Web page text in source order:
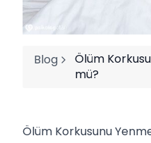
Blog
Ölüm
mü?
Ölüm Korkusunu